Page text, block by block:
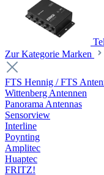
Zur Kategorie Marken
FTS Hennig / FTS
Wittenberg Antennen
Panorama Antennas
Sensorview
Interline
Poynting
Amplitec
Huaptec
FRITZ!